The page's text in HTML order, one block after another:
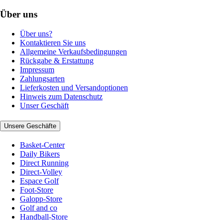
Über uns
Über uns?
Kontaktieren Sie uns
Allgemeine Verkaufsbedingungen
Rückgabe & Erstattung
Impressum
Zahlungsarten
Lieferkosten und Versandoptionen
Hinweis zum Datenschutz
Unser Geschäft
Unsere Geschäfte
Basket-Center
Daily Bikers
Direct Running
Direct-Volley
Espace Golf
Foot-Store
Galopp-Store
Golf and co
Handball-Store